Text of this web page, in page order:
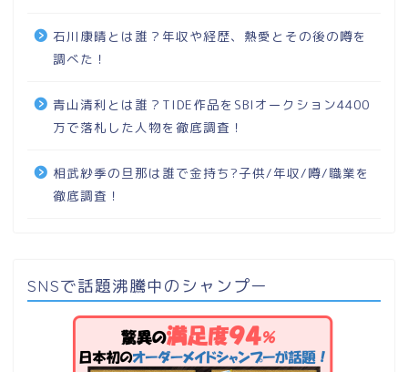
石川康晴とは誰？年収や経歴、熱愛とその後の噂を
調べた！
青山清利とは誰？TIDE作品をSBIオークション4400
万で落札した人物を徹底調査！
相武紗季の旦那は誰で金持ち?子供/年収/噂/職業を
徹底調査！
SNSで話題沸騰中のシャンプー